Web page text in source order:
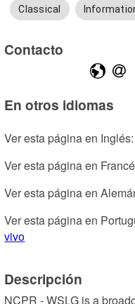
Classical
Contacto
En otros idiomas
Ver esta página en Inglés:
Ver esta página en
Ver esta página en
Ver esta página en
vivo
Descripción
NCPR - WSLG is a